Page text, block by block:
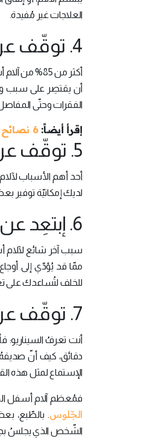
العلاجات غير مُفيدة.
4. توقّف عن التّركيز في تشخيص محدّد لحالتِك
أكثر من
أن يقتصِر على سبب
الفقرات وحتّى المفاصل
إقرأ أيضاً:6 نصائح للسيدات للتخلص من آلام أسفل الظهر
5. توقّف عن حمل الأشياء الثّقيلة
أحد أهم الأسباب
لديك إمكانيّة توفير
6. إبتعِد عن الإنحناء المُتكرّر
سبب آخر شائع لآلام
ممّا قد يُؤدّي إلى
للخلف لتُساعدك على
7. توقّف عن الإستماع لقصص الآخرين المُرعبة
أنت تعرفُ
دقائق، كيف أنّ
الإستماع لمثل هذه
فمُعظم آلام أسفل
الجّلوس. بالطّبع،
الشّخص الذي يجلسُ